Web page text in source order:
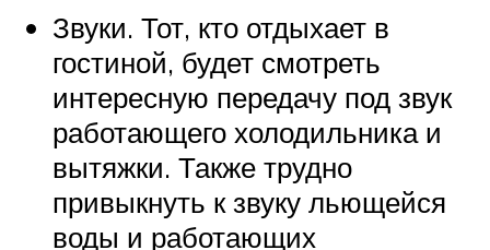
Звуки. Тот, кто отдыхает в
гостиной, будет смотреть
интересную передачу под звук
работающего холодильника и
вытяжки. Также трудно
привыкнуть к звуку льющейся
воды и работающих